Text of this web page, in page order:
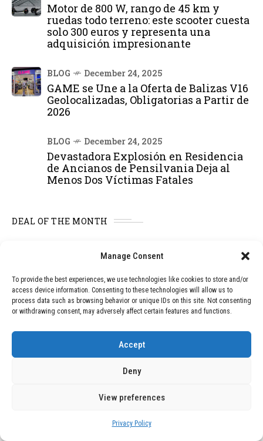
Manage Consent
To provide the best experiences, we use technologies like cookies to store and/or
access device information. Consenting to these technologies will allow us to
process data such as browsing behavior or unique IDs on this site. Not consenting
or withdrawing consent, may adversely affect certain features and functions.
Accept
Deny
View preferences
Privacy Policy
Motor de 800 W, rango de 45 km y
ruedas todo terreno: este scooter cuesta
solo 300 euros y representa una
adquisición impresionante
BLOG December 24, 2025
GAME se Une a la Oferta de Balizas V16
Geolocalizadas, Obligatorias a Partir de
2026
BLOG December 24, 2025
Devastadora Explosión en Residencia
de Ancianos de Pensilvania Deja al
Menos Dos Víctimas Fatales
DEAL OF THE MONTH
Vídeo impactante: BYD revela en
grabación cómo añadir 400 km de rango
en apenas 5 minutos de carga
02
Motor de 800 W, rango de 45 km y
ruedas todo terreno: este scooter cuesta
solo 300 euros y representa una
adquisición impresionante
December 24, 2025